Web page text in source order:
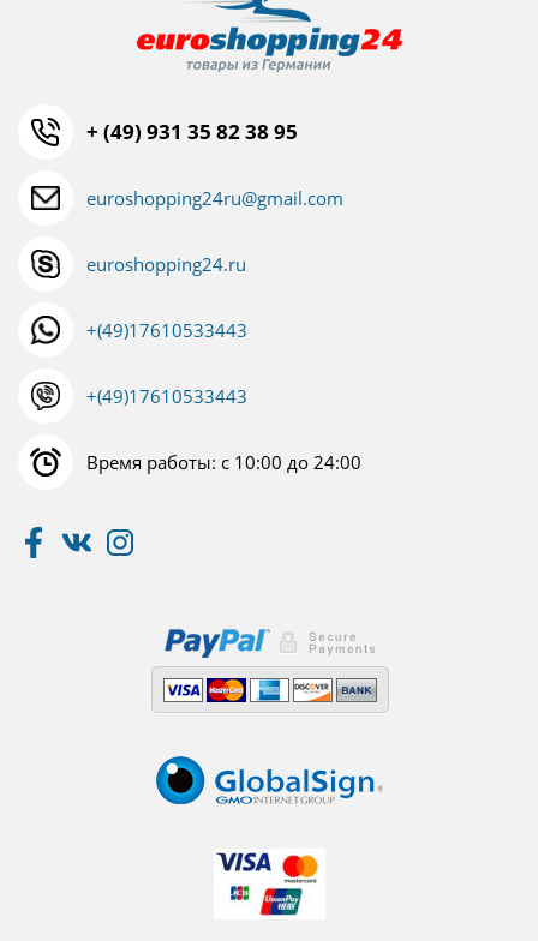
+ (49) 931 35 82 38 95
euroshopping24ru@gmail.com
euroshopping24.ru
+(49)17610533443
+(49)17610533443
Время работы: с 10:00 до 24:00